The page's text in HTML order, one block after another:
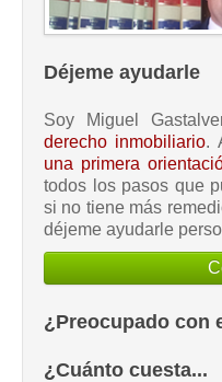
Déjeme ayudarle
Soy Miguel
derecho inmobiliario.
una primera
todos los pasos que
si no tiene más
déjeme ayudarle
¿Preocupado con
¿Cuánto cuesta...